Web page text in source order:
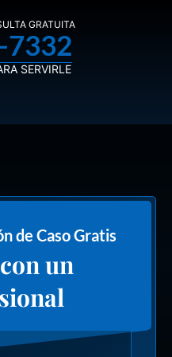
GRATUITA
7332
SERVIRLE
de Caso Gratis
un